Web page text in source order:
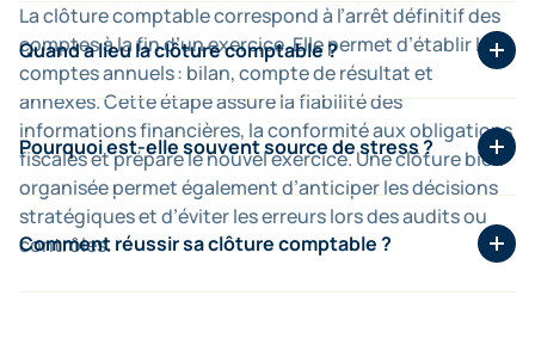
La clôture comptable correspond à l’arrêt définitif des
comptes à la fin d’un exercice. Elle permet d’établir les
comptes annuels : bilan, compte de résultat et
annexes. Cette étape assure la fiabilité des
informations financières, la conformité aux obligations
fiscales et prépare le nouvel exercice. Une clôture bien
organisée permet également d’anticiper les décisions
stratégiques et d’éviter les erreurs lors des audits ou
contrôles.
Quand a lieu la clôture comptable ?
Elle intervient généralement à la fin de l’exercice
comptable, souvent au 31 décembre, mais peut varier
selon la date de clôture définie par l’entreprise.
Pourquoi est-elle souvent source de stress ?
En raison des délais serrés, du volume de données à
traiter, des contrôles nécessaires et de la pression
Comment réussir sa clôture comptable ?